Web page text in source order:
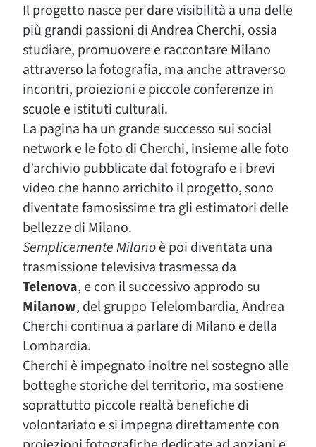
Il progetto nasce per dare visibilità a una delle
più grandi passioni di Andrea Cherchi, ossia
studiare, promuovere e raccontare Milano
attraverso la fotografia, ma anche attraverso
incontri, proiezioni e piccole conferenze in
scuole e istituti culturali.
La pagina ha un grande successo sui social
network e le foto di Cherchi, insieme alle foto
d’archivio pubblicate dal fotografo e i brevi
video che hanno arrichito il progetto, sono
diventate famosissime tra gli estimatori delle
bellezze di Milano.
Semplicemente Milanoè poi diventata una
trasmissione televisiva trasmessa da
Telenova, e con il successivo approdo su
Milanow, del gruppo Telelombardia, Andrea
Cherchi continua a parlare di Milano e della
Lombardia.
Cherchi è impegnato inoltre nel sostegno alle
botteghe storiche del territorio, ma sostiene
soprattutto piccole realtà benefiche di
volontariato e si impegna direttamente con